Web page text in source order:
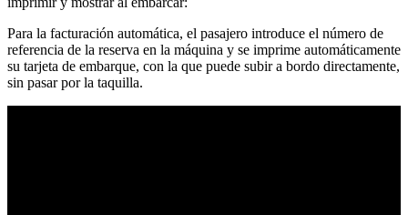
Para la facturación automática, el pasajero introduce el número de
referencia de la reserva en la máquina y se imprime automáticamente
su tarjeta de embarque, con la que puede subir a bordo directamente,
sin pasar por la taquilla.